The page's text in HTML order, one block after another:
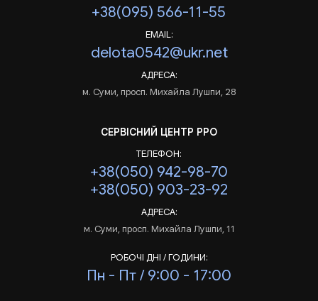
+38(095) 566-11-55
EMAIL:
delota0542@ukr.net
АДРЕСА:
м. Суми, просп. Михайла Лушпи, 28
СЕРВІСНИЙ ЦЕНТР РРО
ТЕЛЕФОН:
+38(050) 942-98-70
+38(050) 903-23-92
АДРЕСА:
м. Суми, просп. Михайла Лушпи, 11
РОБОЧІ ДНІ / ГОДИНИ:
Пн - Пт / 9:00 - 17:00